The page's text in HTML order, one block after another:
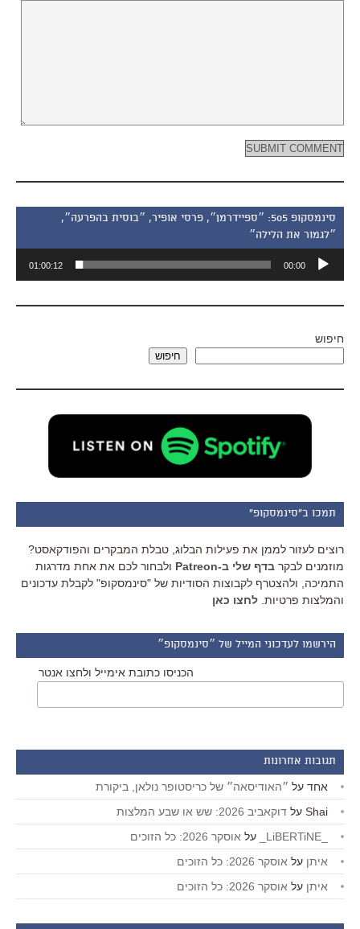
סינמסקופ 505: ״ספיידרמן״, פרסי אופיר, ״בוסית בהפרעה״,
״לגמור את הלילה״
אודיו
00:00
01:00:12
חיפוש
חיפוש
תמכו ב"סינמסקופ"
רוצים לעזור לממן את פעילות הבלוג, טבלת המבקרים והפודקאסט?
מוזמנים לבקר בדף שלי ב-Patreon
ולבחור לכם את אחת מדרגות
התמיכה, ולהצטרף לקבוצות הסודיות של "סינמסקופ" לקבלת עדכונים
והמלצות פרטיות. לחצו כאן
הירשמו לעדכוני המייל של ״סינמסקופ״
הכניסו כתובת אימייל ולחצו אנטר
תגובות אחרונות
אחד על ״האודיסאה״ של כריסטופר נולאן, ביקורת
Shai על דוקאביב 2026: שש או שבע המלצות
על אוסקר 2026: כל הזוכים
איתן על אוסקר 2026: כל הזוכים
איתן על אוסקר 2026: כל הזוכים